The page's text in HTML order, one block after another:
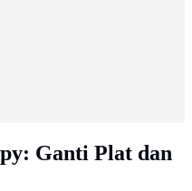
Ganti Plat dan